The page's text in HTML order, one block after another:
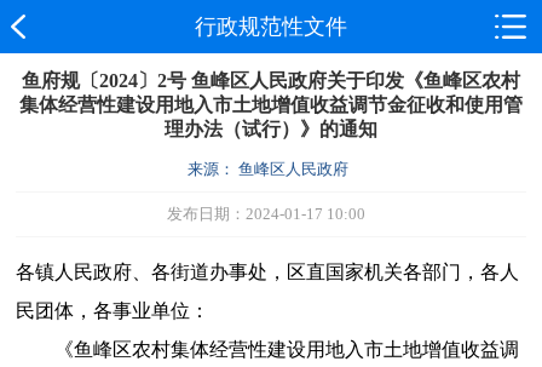
行政规范性文件
鱼府规〔2024〕2号 鱼峰区人民政府关于印发《鱼峰区农村
集体经营性建设用地入市土地增值收益调节金征收和使用管
理办法（试行）》的通知
来源： 鱼峰区人民政府
发布日期：2024-01-17 10:00
各镇人民政府、各街道办事处，区直国家机关各部门，各人
民团体，各事业单位：
《鱼峰区农村集体经营性建设用地入市土地增值收益调